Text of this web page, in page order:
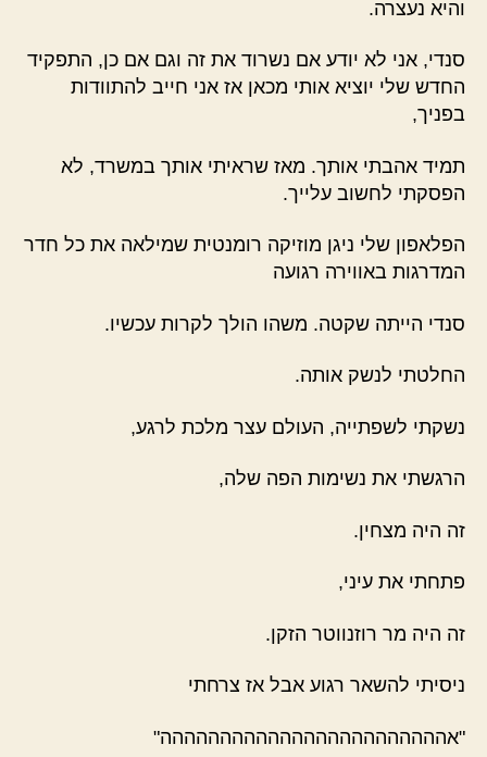
והיא נעצרה.
סנדי, אני לא יודע אם נשרוד את זה וגם אם כן, התפקיד
החדש שלי יוציא אותי מכאן אז אני חייב להתוודות
בפניך,
תמיד אהבתי אותך. מאז שראיתי אותך במשרד, לא
הפסקתי לחשוב עלייך.
הפלאפון שלי ניגן מוזיקה רומנטית שמילאה את כל חדר
המדרגות באווירה רגועה
סנדי הייתה שקטה. משהו הולך לקרות עכשיו.
החלטתי לנשק אותה.
נשקתי לשפתייה, העולם עצר מלכת לרגע,
הרגשתי את נשימות הפה שלה,
זה היה מצחין.
פתחתי את עיני,
זה היה מר רוזנווטר הזקן.
ניסיתי להשאר רגוע אבל אז צרחתי
"אהההההההההההההההההההההההה"